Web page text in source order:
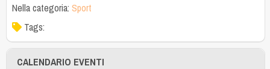
Nella categoria: Sport
Tags:
CALENDARIO EVENTI